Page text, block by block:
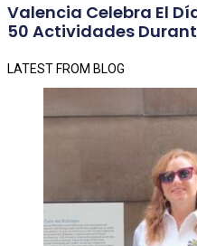
Valencia Celebra El
50 Actividades
LATEST FROM BLOG